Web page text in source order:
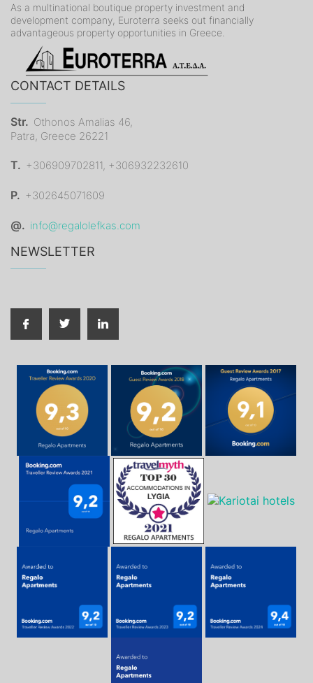
As a multinational boutique property investment and
development company, Euroterra seeks out financially
advantageous property opportunities in Greece.
CONTACT DETAILS
Str. Othonos Amalias 46,
Patra, Greece 26221
T. +306909702811, +306932232610
P. +302645071609
@. info@regalolefkas.com
NEWSLETTER